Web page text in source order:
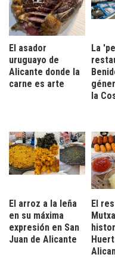
El asador
uruguayo de
Alicante donde la
carne es arte
La
la
El arroz a la leña
en su máxima
expresión en San
Juan de Alicante
El